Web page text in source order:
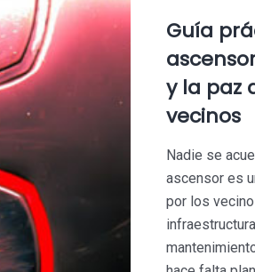
Guía
y la paz
vecinos
Nadie se
ascensor es
por los